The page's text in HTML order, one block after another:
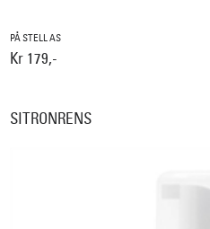
PÅ STELL AS
Kr 179,-
SITRONRENS